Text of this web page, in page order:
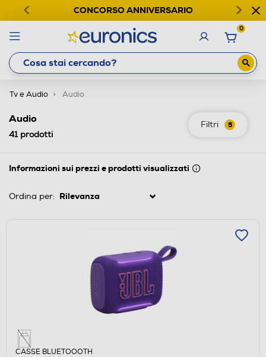
CONCORSO ANNIVERSARIO
0
Tv e Audio Audio
Filtri 5
Audio
41prodotti
Informazioni sui prezzi e prodotti visualizzati
Ordina per:
CASSE BLUETOOOTH